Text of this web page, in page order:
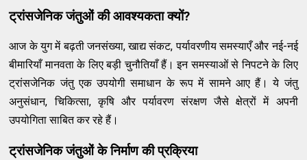
ट्रांसजेनिक जंतुओं की आवश्यकता क्यों?
आज के युग में बढ़ती जनसंख्या, खाद्य संकट, पर्यावरणीय समस्याएँ और नई-नई
बीमारियाँ मानवता के लिए बड़ी चुनौतियाँ हैं। इन समस्याओं से निपटने के लिए
ट्रांसजेनिक जंतु एक उपयोगी समाधान के रूप में सामने आए हैं। ये जंतु
अनुसंधान, चिकित्सा, कृषि और पर्यावरण संरक्षण जैसे क्षेत्रों में अपनी
उपयोगिता साबित कर रहे हैं।
ट्रांसजेनिक जंतुओं के निर्माण की प्रक्रिया